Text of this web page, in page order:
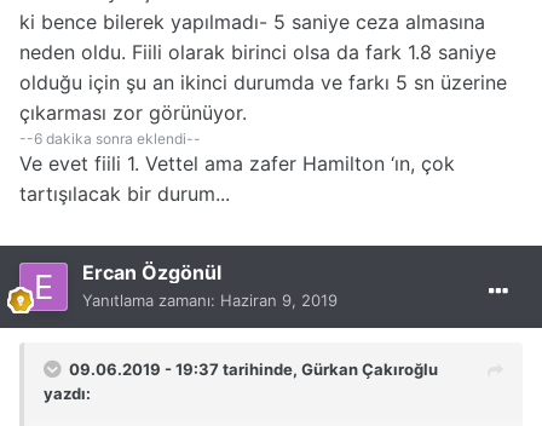
ki bence bilerek yapılmadı- 5 saniye ceza almasına
neden oldu. Fiili olarak birinci olsa da fark 1.8 saniye
olduğu için şu an ikinci durumda ve farkı 5 sn üzerine
çıkarması zor görünüyor.
--6 dakika sonra eklendi--
Ve evet fiili 1. Vettel ama zafer Hamilton ‘ın, çok
tartışılacak bir durum...
Ercan Özgönül
Yanıtlama zamanı: Haziran 9, 2019
09.06.2019 - 19:37 tarihinde, Gürkan Çakıroğlu
yazdı: